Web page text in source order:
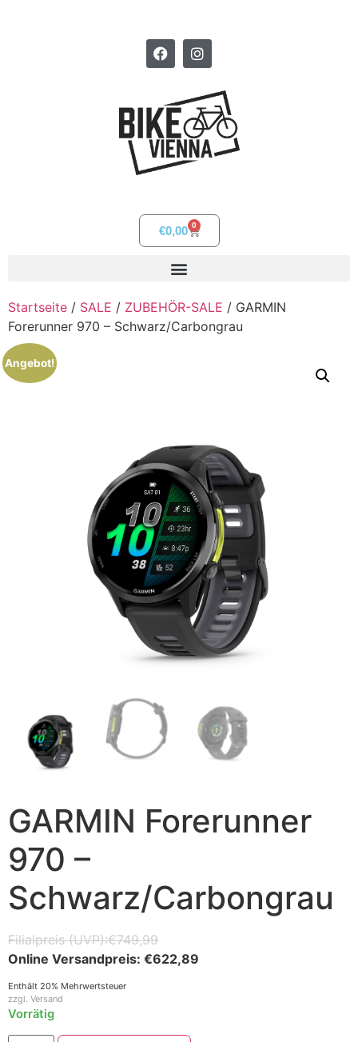
€0,00 0
Startseite / SALE / ZUBEHÖR-SALE / GARMIN
Forerunner 970 – Schwarz/Carbongrau
Angebot!
GARMIN Forerunner
970 –
Schwarz/Carbongrau
€749,99
€622,89
Enthält 20% Mehrwertsteuer
zzgl. Versand
Vorrätig